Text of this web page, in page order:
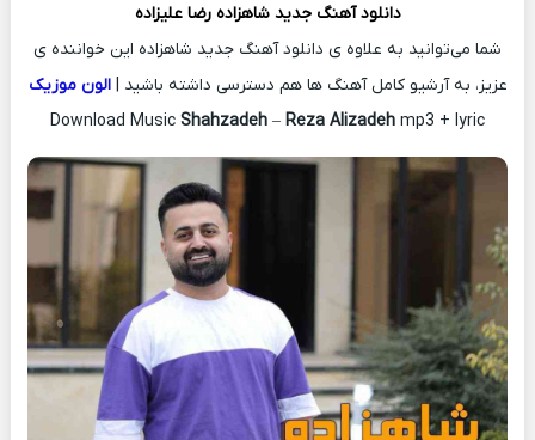
دانلود آهنگ جدید شاهزادهرضا علیزاده
شما می‌توانید به علاوه ی دانلود آهنگ جدید شاهزاده این خواننده ی
عزیز، به آرشیو کامل آهنگ ها هم دسترسی داشته باشید |الون موزیک
Download Music Shahzadeh – Reza Alizadeh mp3 + lyric